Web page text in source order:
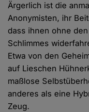
Ärgerlich ist die
Anonymisten, ihr
dass ihnen ohne
Schlimmes
Etwa von den
auf Lieschen
maßlose
anderes als eine
Zeug.